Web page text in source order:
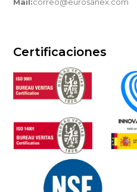
Certificaciones